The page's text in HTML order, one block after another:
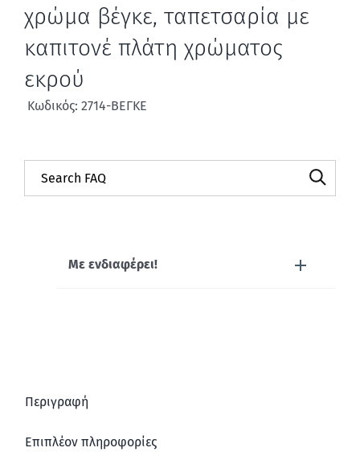
χρώμα βέγκε, ταπετσαρία με
καπιτονέ πλάτη χρώματος
εκρού
Κωδικός: 2714-ΒΕΓΚΕ
Με ενδιαφέρει!
Περιγραφή
Επιπλέον πληροφορίες